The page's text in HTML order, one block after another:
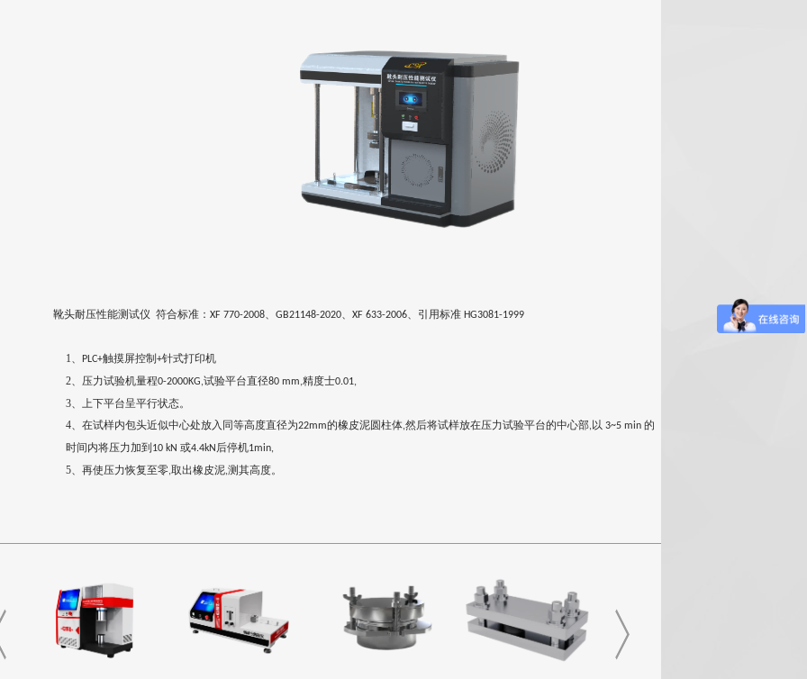
靴头耐压性能测试仪 符合标准： XF 770-2008、 GB21148-2020、 XF 633-2006、引用标准 HG3081-1999
1、 PLC+触摸屏控制 +针式打印机
2、 压力试验机量程0-2000KG,试验平台直径80 mm,精度士0.01,
3、 上下平台呈平行状态。
4、 在试样内包头近似中心处放入同等高度直径为22mm的橡皮泥圆柱体,然后将试样放在压力试验平台的中心部, 以 3~5 min 的
时间内将压力加到 10 kN 或4.4kN 后停机1min,
5、 再使压力恢复至零,取出橡皮泥,测其高度。